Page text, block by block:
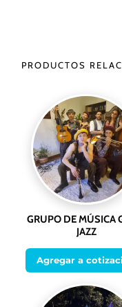
PRODUCTOS
GRUPO DE MÚSICA
JAZZ
Agregar a